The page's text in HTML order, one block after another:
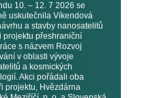
10. – 12. 7 2026 se
uskutečnila Víkendová
a stavby nanosatelitů
projektu přeshraniční
s názvem Rozvoj
v oblasti vývoje
a kosmických
Akci pořádali oba
projektu, Hvězdárna